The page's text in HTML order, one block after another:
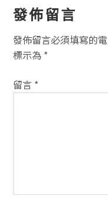
讀
者
互
動
方
發佈留言
發佈留言必須填寫的
標示為 *
留言 *